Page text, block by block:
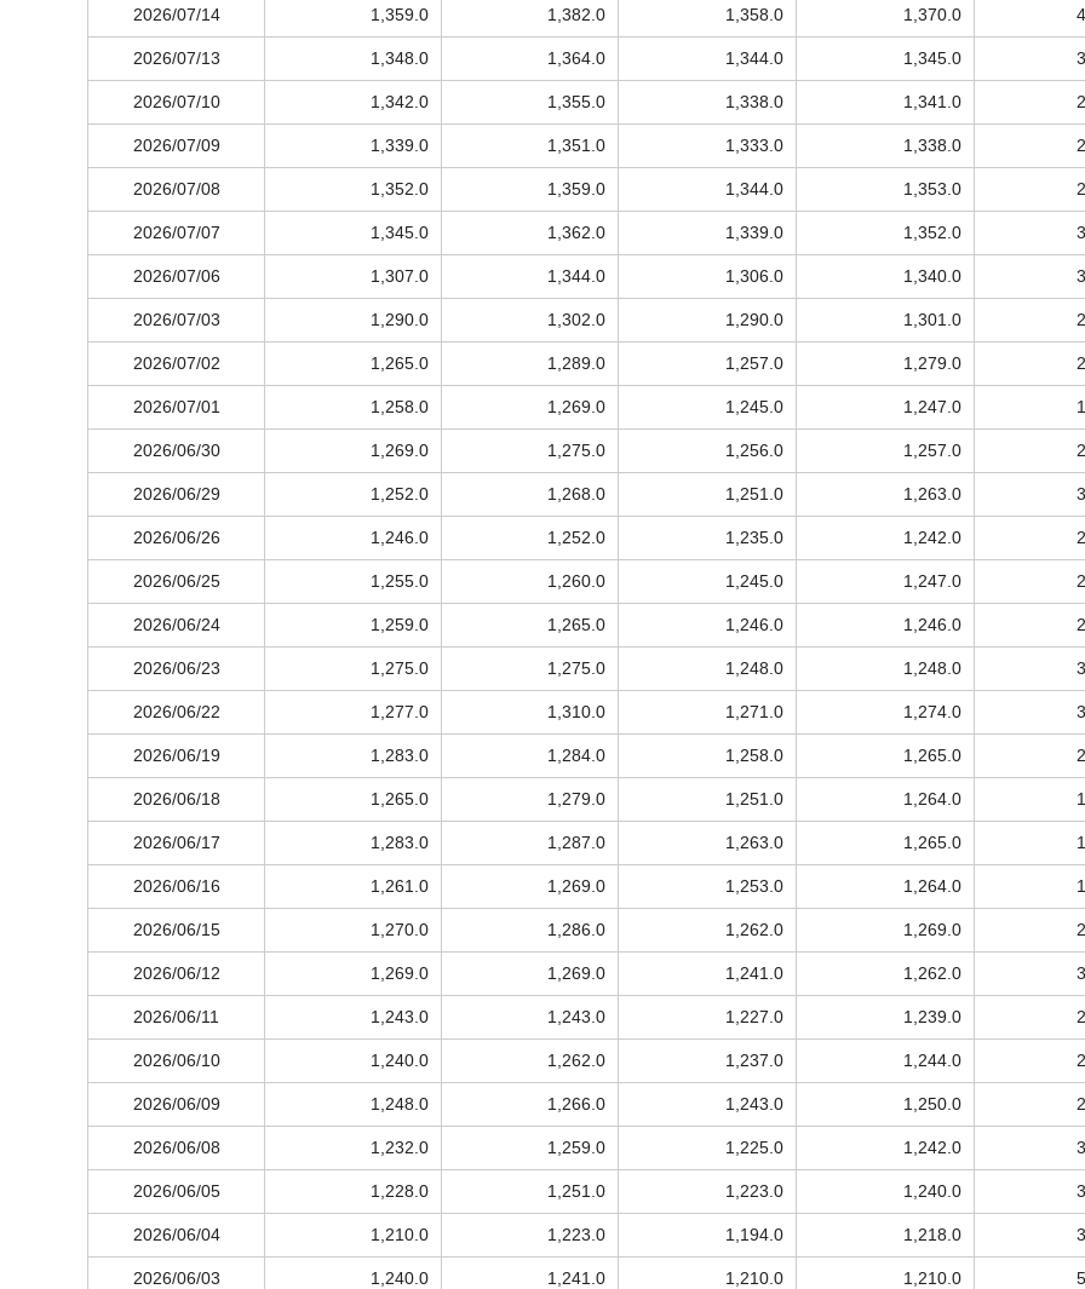
2026/07/14 1,359.0 1,382.0 1,358.0 1,370.0
2026/07/13 1,348.0 1,364.0 1,344.0 1,345.0
2026/07/10 1,342.0 1,355.0 1,338.0 1,341.0
2026/07/09 1,339.0 1,351.0 1,333.0 1,338.0
2026/07/08 1,352.0 1,359.0 1,344.0 1,353.0
2026/07/07 1,345.0 1,362.0 1,339.0 1,352.0
2026/07/06 1,307.0 1,344.0 1,306.0 1,340.0
2026/07/03 1,290.0 1,302.0 1,290.0 1,301.0
2026/07/02 1,265.0 1,289.0 1,257.0 1,279.0
2026/07/01 1,258.0 1,269.0 1,245.0 1,247.0
2026/06/30 1,269.0 1,275.0 1,256.0 1,257.0
2026/06/29 1,252.0 1,268.0 1,251.0 1,263.0
2026/06/26 1,246.0 1,252.0 1,235.0 1,242.0
2026/06/25 1,255.0 1,260.0 1,245.0 1,247.0
2026/06/24 1,259.0 1,265.0 1,246.0 1,246.0
2026/06/23 1,275.0 1,275.0 1,248.0 1,248.0
2026/06/22 1,277.0 1,310.0 1,271.0 1,274.0
2026/06/19 1,283.0 1,284.0 1,258.0 1,265.0
2026/06/18 1,265.0 1,279.0 1,251.0 1,264.0
2026/06/17 1,283.0 1,287.0 1,263.0 1,265.0
2026/06/16 1,261.0 1,269.0 1,253.0 1,264.0
2026/06/15 1,270.0 1,286.0 1,262.0 1,269.0
2026/06/12 1,269.0 1,269.0 1,241.0 1,262.0
2026/06/11 1,243.0 1,243.0 1,227.0 1,239.0
2026/06/10 1,240.0 1,262.0 1,237.0 1,244.0
2026/06/09 1,248.0 1,266.0 1,243.0 1,250.0
2026/06/08 1,232.0 1,259.0 1,225.0 1,242.0
2026/06/05 1,228.0 1,251.0 1,223.0 1,240.0
2026/06/04 1,210.0 1,223.0 1,194.0 1,218.0
2026/06/03 1,240.0 1,241.0 1,210.0 1,210.0